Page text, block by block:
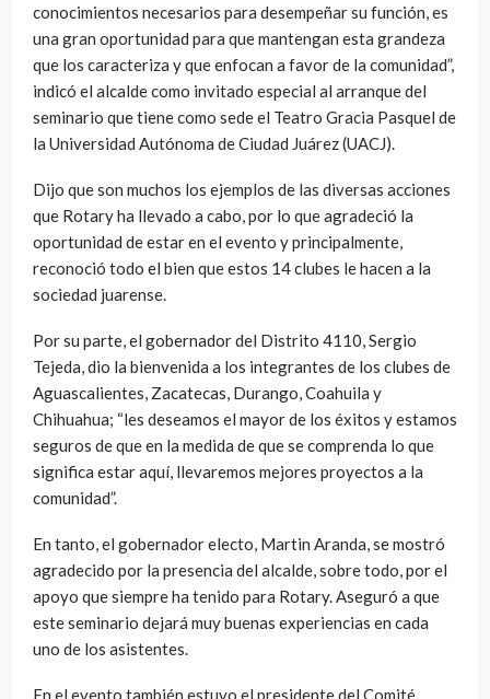
conocimientos necesarios para desempeñar su función, es
una gran oportunidad para que mantengan esta grandeza
que los caracteriza y que enfocan a favor de la comunidad”,
indicó el alcalde como invitado especial al arranque del
seminario que tiene como sede el Teatro Gracia Pasquel de
la Universidad Autónoma de Ciudad Juárez (UACJ).
Dijo que son muchos los ejemplos de las diversas acciones
que Rotary ha llevado a cabo, por lo que agradeció la
oportunidad de estar en el evento y principalmente,
reconoció todo el bien que estos 14 clubes le hacen a la
sociedad juarense.
Por su parte, el gobernador del Distrito 4110, Sergio
Tejeda, dio la bienvenida a los integrantes de los clubes de
Aguascalientes, Zacatecas, Durango, Coahuila y
Chihuahua; “les deseamos el mayor de los éxitos y estamos
seguros de que en la medida de que se comprenda lo que
significa estar aquí, llevaremos mejores proyectos a la
comunidad”.
En tanto, el gobernador electo, Martin Aranda, se mostró
agradecido por la presencia del alcalde, sobre todo, por el
apoyo que siempre ha tenido para Rotary. Aseguró a que
este seminario dejará muy buenas experiencias en cada
uno de los asistentes.
En el evento también estuvo el presidente del Comité